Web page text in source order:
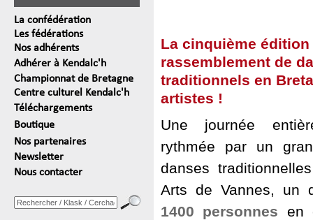
La confédération
Les fédérations
Nos adhérents
Adhérer à Kendalc'h
Championnat de Bretagne
Centre culturel Kendalc'h
Téléchargements
Boutique
Nos partenaires
Newsletter
Nous contacter
La cinquième
rassemblement de
traditionnels en
artistes !
Une journée
rythmée par un
danses
Arts de Vannes, un
1400 personnes en